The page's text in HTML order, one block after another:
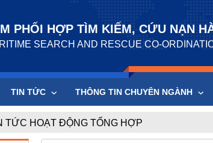
PHỐI HỢP TÌM KIẾM, CỨU NẠN
SEARCH AND RESCUE CO-
TIN TỨC THÔNG TIN CHUYÊN NGÀNH
TỨC HOẠT ĐỘNG TỔNG HỢP